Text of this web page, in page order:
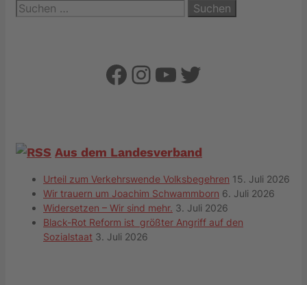
Suchen
nach:
Facebook
Instagram
YouTube
Twitter
Aus dem Landesverband
Urteil zum Verkehrswende Volksbegehren 15. Juli 2026
Wir trauern um Joachim Schwammborn 6. Juli 2026
Widersetzen – Wir sind mehr. 3. Juli 2026
Black-Rot Reform ist größter Angriff auf den
Sozialstaat 3. Juli 2026